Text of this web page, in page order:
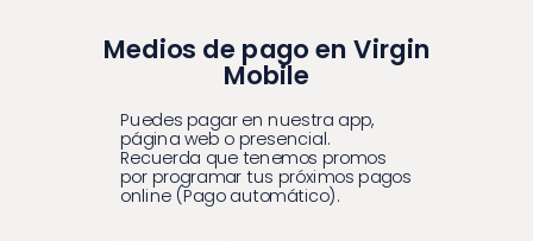
Puedes pagar en nuestra app,
página web o presencial.
Recuerda que tenemos promos
por programar tus próximos pagos
online (Pago automático).
Medios de pago en Virgin
Mobile